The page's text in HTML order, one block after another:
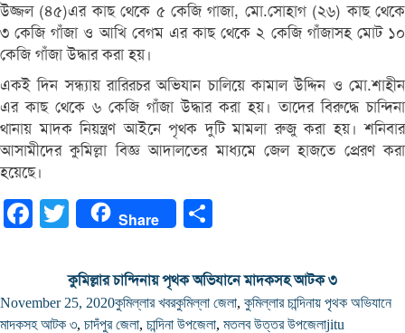
উজ্জল (৪৫)এর কাছ থেকে ৫ কেজি গাজা, মো.সোহাগ (২৬) কাছ থেকে
৩ কেজি গাঁজা ও আখি বেগম এর কাছ থেকে ২ কেজি গাঁজাসহ মোট ১০
কেজি গাঁজা উদ্ধার করা হয়।
একই দিন সন্ধ্যায় রারিরচর অভিযান চালিয়ে কামাল উদ্দিন ও মো.শাহীন
এর কাছ থেকে ৬ কেজি গাঁজা উদ্ধার করা হয়। তাদের বিরুদ্ধে চান্দিনা
থানায় মাদক নিয়ন্ত্রণ আইনে পৃথক দুটি মামলা রুজু করা হয়। শনিবার
আসামীদের কুমিল্লা বিজ্ঞ আদালতের মাধ্যমে জেল হাজতে প্রেরণ করা
হয়েছে।
FacebookTwitter Share
কুমিল্লার চান্দিনায় পৃথক অভিযানে মাদকসহ আটক ৩
November 25, 2020কুমিল্লার খবরকুমিল্লা জেলা, কুমিল্লার চান্দিনায় পৃথক অভিযানে
মাদকসহ আটক ৩, চাদঁপুর জেলা, চান্দিনা উপজেলা, মতলব উত্তর উপজেলাjitu